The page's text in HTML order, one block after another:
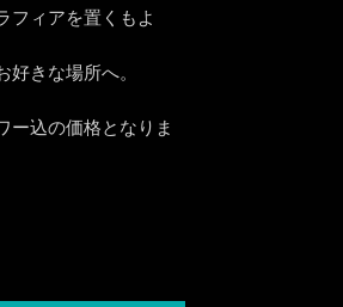
フィアを置くもよ
好きな場所へ。
ー込の価格となりま